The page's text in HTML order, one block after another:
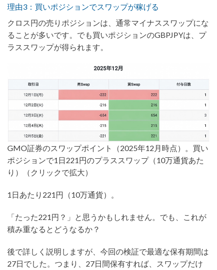
理由3：買いポジションでスワップが稼げる
クロス円の売りポジションは、通常マイナススワップにな
ることが多いです。でも買いポジションのGBPJPYは、プ
ラススワップが得られます。
GMO証券のスワップポイント（2025年12月時点）。買い
ポジションで1日221円のプラススワップ（10万通貨あた
り）（クリックで拡大）
1日あたり221円（10万通貨）。
「たった221円？」と思うかもしれません。でも、これが
積み重なるとどうなるか？
後で詳しく説明しますが、今回の検証で最適な保有期間は
27日でした。つまり、27日間保有すれば、スワップだけ